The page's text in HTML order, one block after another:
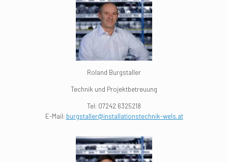
Roland Burgstaller
Technik und Projektbetreuung
Tel: 07242 6325218
E-Mail: burgstaller@installationstechnik-wels.at